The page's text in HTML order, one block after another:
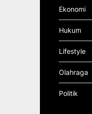
Ekonomi
Hukum
Lifestyle
Olahraga
Politik